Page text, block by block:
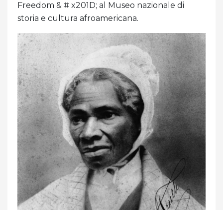
Freedom & # x201D; al Museo nazionale di
storia e cultura afroamericana.